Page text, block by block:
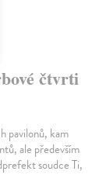
čtvrti
pavilonů, kam
ale především
soudce Ti,